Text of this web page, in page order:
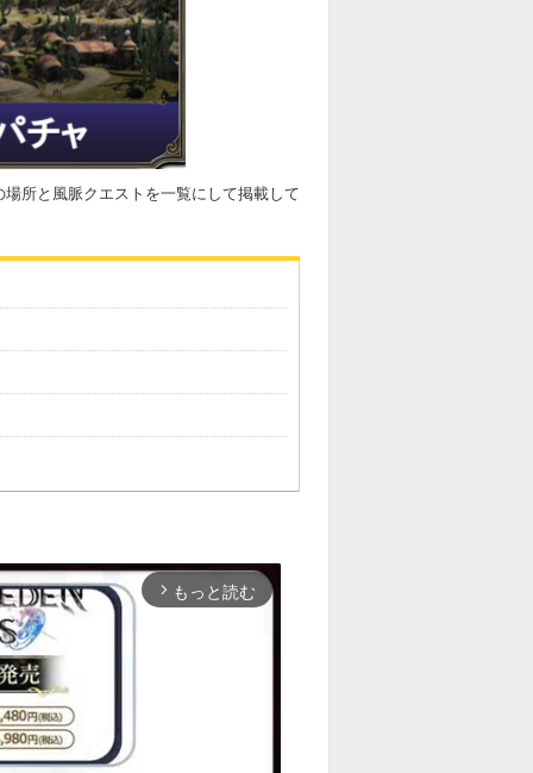
所と風脈クエストを一覧にして掲載して
arrow_forward_ios もっと読む